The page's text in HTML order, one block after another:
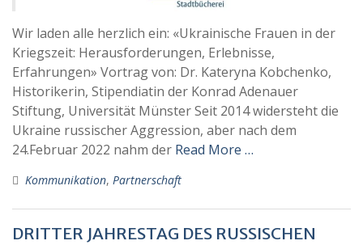
Wir laden alle herzlich ein: «Ukrainische Frauen in der
Kriegszeit: Herausforderungen, Erlebnisse,
Erfahrungen» Vortrag von: Dr. Kateryna Kobchenko,
Historikerin, Stipendiatin der Konrad Adenauer
Stiftung, Universität Münster Seit 2014 widersteht die
Ukraine russischer Aggression, aber nach dem
24.Februar 2022 nahm der Read More …
Kommunikation, Partnerschaft
DRITTER JAHRESTAG DES RUSSISCHEN